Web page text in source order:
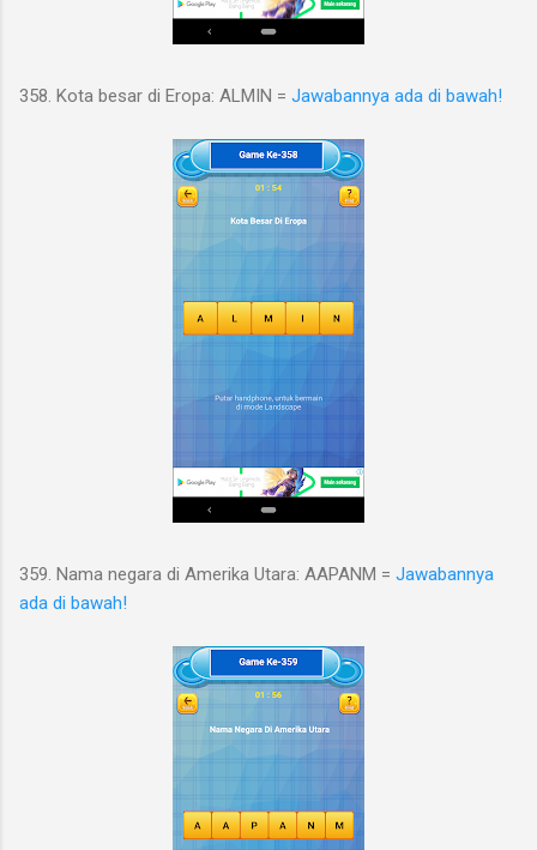
358. Kota besar di Eropa: ALMIN = Jawabannya ada di bawah!
359. Nama negara di Amerika Utara: AAPANM = Jawabannya
ada di bawah!